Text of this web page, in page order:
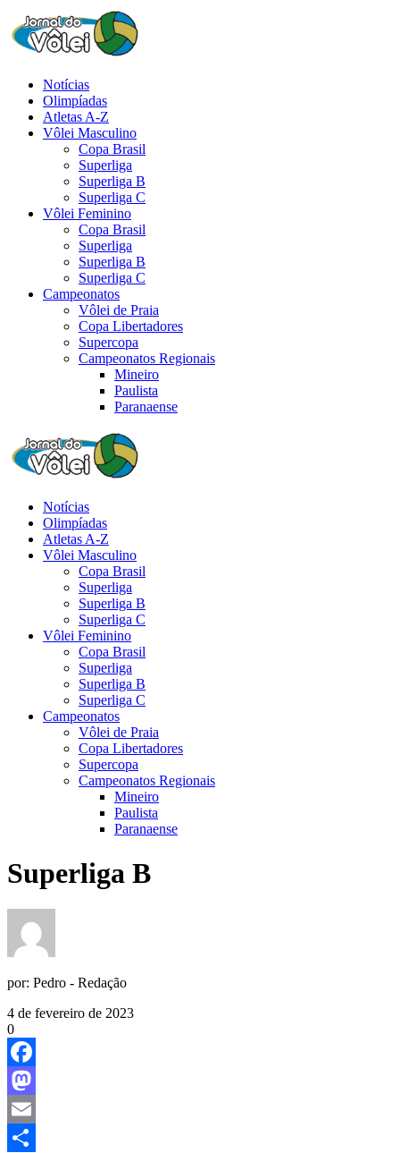
Notícias
Olimpíadas
Atletas A-Z
Vôlei Masculino
Copa Brasil
Superliga
Superliga B
Superliga C
Vôlei Feminino
Copa Brasil
Superliga
Superliga B
Superliga C
Campeonatos
Vôlei de Praia
Copa Libertadores
Supercopa
Campeonatos Regionais
Mineiro
Paulista
Paranaense
Notícias
Olimpíadas
Atletas A-Z
Vôlei Masculino
Copa Brasil
Superliga
Superliga B
Superliga C
Vôlei Feminino
Copa Brasil
Superliga
Superliga B
Superliga C
Campeonatos
Vôlei de Praia
Copa Libertadores
Supercopa
Campeonatos Regionais
Mineiro
Paulista
Paranaense
Superliga B
por: Pedro - Redação
4 de fevereiro de 2023
0
Facebook
Mastodon
Email